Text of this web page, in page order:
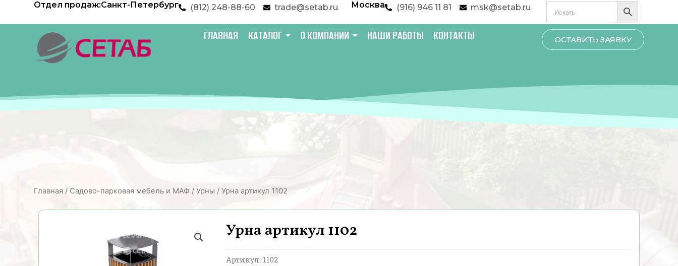
содержимому
Отдел продаж:Санкт-Петербург (812) 248-88-60 trade@setab.ru Москва (916) 946 11 81 msk@setab.ru
ГЛАВНАЯ КАТАЛОГ О КОМПАНИИ НАШИ РАБОТЫ КОНТАКТЫ ОСТАВИТЬ ЗАЯВКУ
Главная / Садово-парковая мебель и МАФ /Урны / Урна артикул 1102
Урна артикул 1102
Артикул: 1102